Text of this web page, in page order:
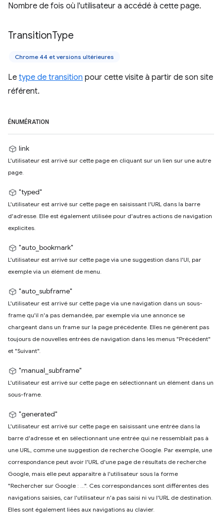
Nombre de fois où l'utilisateur a accédé à cette page.
TransitionType
Chrome 44 et versions ultérieures
Le type de transition pour cette visite à partir de son site
référent.
ÉNUMÉRATION
link
L'utilisateur est arrivé sur cette page en cliquant sur un lien sur une autre
page.
"typed"
L'utilisateur est arrivé sur cette page en saisissant l'URL dans la barre
d'adresse. Elle est également utilisée pour d'autres actions de navigation
explicites.
"auto_bookmark"
L'utilisateur est arrivé sur cette page via une suggestion dans l'UI, par
exemple via un élément de menu.
"auto_subframe"
L'utilisateur est arrivé sur cette page via une navigation dans un sous-
frame qu'il n'a pas demandée, par exemple via une annonce se
chargeant dans un frame sur la page précédente. Elles ne génèrent pas
toujours de nouvelles entrées de navigation dans les menus "Précédent"
et "Suivant".
"manual_subframe"
L'utilisateur est arrivé sur cette page en sélectionnant un élément dans un
sous-frame.
"generated"
L'utilisateur est arrivé sur cette page en saisissant une entrée dans la
barre d'adresse et en sélectionnant une entrée qui ne ressemblait pas à
une URL, comme une suggestion de recherche Google. Par exemple, une
correspondance peut avoir l'URL d'une page de résultats de recherche
Google, mais elle peut apparaître à l'utilisateur sous la forme
"Rechercher sur Google : …". Ces correspondances sont différentes des
navigations saisies, car l'utilisateur n'a pas saisi ni vu l'URL de destination.
Elles sont également liées aux navigations au clavier.